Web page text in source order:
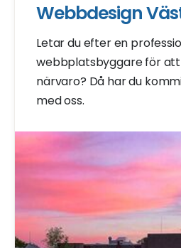
Webbdesign
Letar du efter en
webbplatsbyggare för
närvaro? Då har du
med oss.